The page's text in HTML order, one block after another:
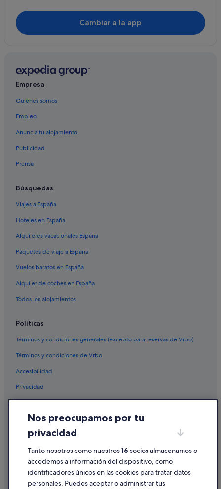
Cambiar a la app
Empresa
Quiénes somos
Empleo
Anuncia tu alojamiento
Publicidad
Prensa
Búsquedas
Viajes a España
Hoteles en España
Alquileres vacacionales España
Paquetes de viaje a España
Vuelos baratos en España
Alquiler de coches en España
Todos los alojamientos
Políticas
Términos y condiciones generales (excepto para reservas de Vrbo)
Términos y condiciones de Vrbo
Accesibilidad
Privacidad
Cookies
Condiciones de uso
Información legal/contacto
Pautas sobre el contenido y cómo denunciar contenido
Ayuda
Nos preocupamos por tu
privacidad
Tanto nosotros como nuestros16 socios almacenamos o
accedemos a información del dispositivo, como
identificadores únicos en las cookies para tratar datos
personales. Puedes aceptar o administrar tus